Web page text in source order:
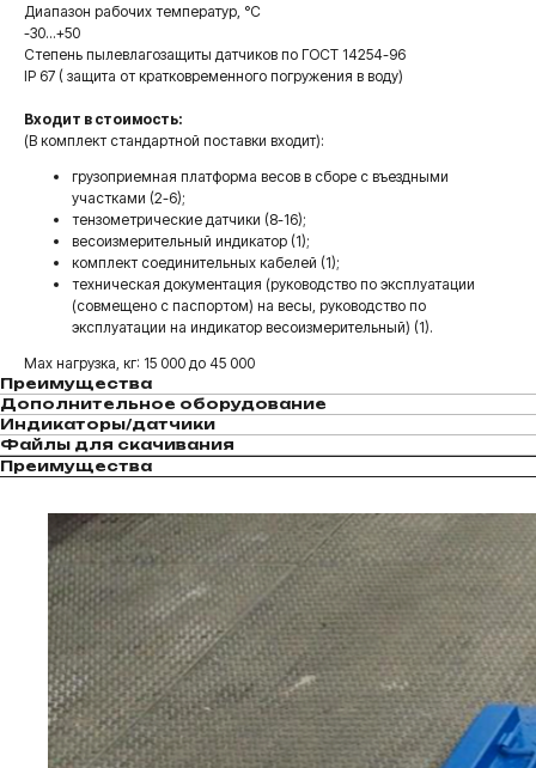
Диапазон рабочих температур, °С
-30...+50
Степень пылевлагозащиты датчиков по ГОСТ 14254-96
IP 67 ( защита от кратковременного погружения в воду)
Входит в стоимость:
(В комплект стандартной поставки входит):
грузоприемная платформа весов в сборе с въездными
участками (2-6);
тензометрические датчики (8-16);
весоизмерительный индикатор (1);
комплект соединительных кабелей (1);
техническая документация (руководство по эксплуатации
(совмещено с паспортом) на весы, руководство по
эксплуатации на индикатор весоизмерительный) (1).
Max нагрузка, кг: 15 000 до 45 000
Преимущества
Дополнительное оборудование
Индикаторы/датчики
Файлы для скачивания
Преимущества